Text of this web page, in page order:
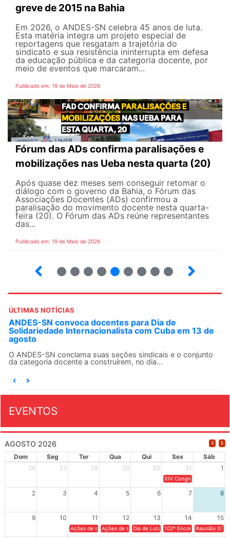
greve de 2015 na Bahia
Em 2026, o ANDES-SN celebra 45 anos de luta.
Esta matéria integra um projeto especial de
reportagens que resgatam a trajetória do
sindicato e sua resistência ininterrupta em defesa
da educação pública e da categoria docente, por
meio de eventos que marcaram...
Publicado em: 19 de Maio de 2026
Fórum das ADs confirma paralisações e
mobilizações nas Ueba nesta quarta (20)
Após quase dez meses sem conseguir retomar o
diálogo com o governo da Bahia, o Fórum das
Associações Docentes (ADs) confirmou a
paralisação do movimento docente nesta quarta-
feira (20). O Fórum das ADs reúne representantes
das...
Publicado em: 19 de Maio de 2026
ÚLTIMAS NOTÍCIAS
ANDES-SN convoca docentes para Dia de
Solidariedade Internacionalista com Cuba em 13 de
agosto
O ANDES-SN conclama suas seções sindicais e o conjunto
da categoria docente a construírem, no dia...
EVENTOS
AGOSTO 2026
Dom Seg Ter Qua Qui Sex
Sáb
26
27 28 29 30 31 1
XIV Congresso Brasileiro
2 3 4 5 6 7 8
9 10 11 12 13 14 15
Ações de solidariedade a Cuba no Rio Grande do Sul - 100
Ações de solidariedade a Cuba no Rio Grande do
Dia de Luta em Defesa de Cuba e da
102º Encontro da
Reunião